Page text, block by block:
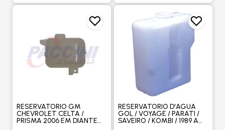
RESERVATORIO GM
CHEVROLET CELTA /
PRISMA 2006 EM DIANTE
RESERVATORIO D'AGUA
GOL / VOYAGE / PARATI /
SAVEIRO / KOMBI / 1989 A